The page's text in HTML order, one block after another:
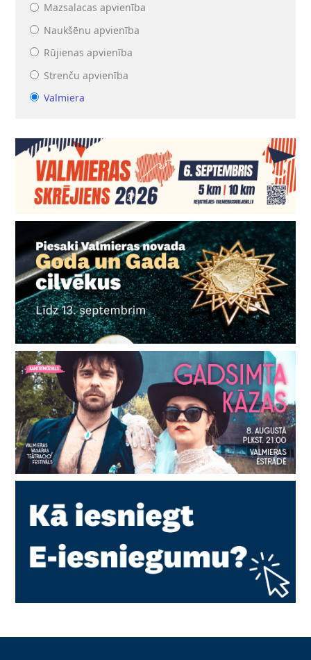
Mazsalacas apvienība
Naukšēnu apvienība
Rūjienas apvienība
Strenču apvienība
Valmiera